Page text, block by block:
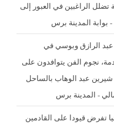
تضلل الراغبين في العبور إلى
بوابة المدينة برس
عبد الرازق وبوسي في
نجوم الفن يتوافدون على
عبد الوهاب بالساحل
- المدينة برس
تفرض قيودا على القادمين